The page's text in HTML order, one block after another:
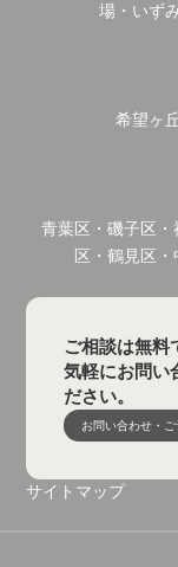
場・いず
希望ヶ
青葉区・磯子区
区・鶴見区
ご相談は無料
気軽にお問い
ださい。
お問い合わせ・ご
サイトマップ